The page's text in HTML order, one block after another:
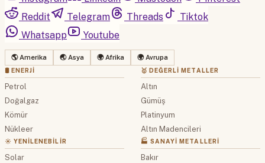
Reddit
Telegram Threads
Tiktok
Whatsapp
Youtube
🌎 Amerika 🌏 Asya 🌍 Afrika 🌍 Avrupa
🛢 ENERJI
Petrol
Doğalgaz
Kömür
Nükleer
☀️ YENILENEBILIR
Solar
🥇 DEĞERLI METALLER
Altın
Gümüş
Platinyum
Altın Madencileri
🏭 SANAYI METALLERI
Bakır